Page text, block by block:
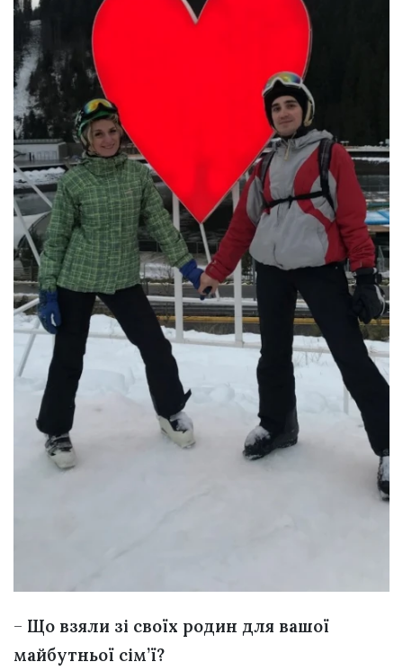
– Що взяли зі своїх родин для вашої
майбутньої сім’ї?